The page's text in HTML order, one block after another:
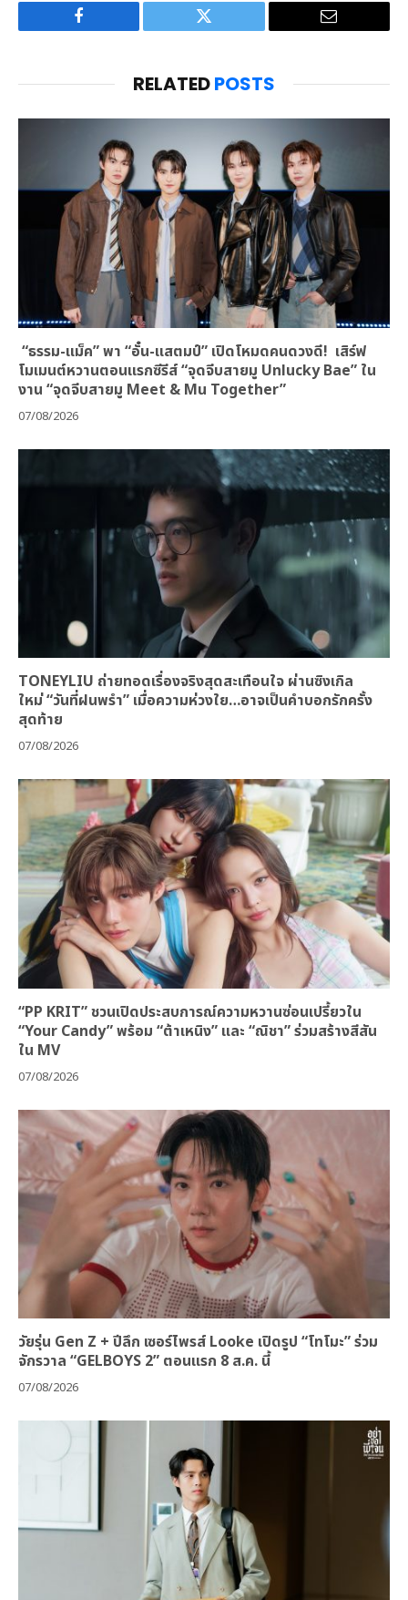
Facebook Twitter Email
RELATEDPOSTS
“ธรรม-แม็ค” พา “อั๋น-แสตมป์” เปิดโหมดคนดวงดี! เสิร์ฟ
โมเมนต์หวานตอนแรกซีรีส์ “จุดจีบสายมู Unlucky Bae” ใน
งาน “จุดจีบสายมู Meet & Mu Together”
07/08/2026
TONEYLIU ถ่ายทอดเรื่องจริงสุดสะเทือนใจ ผ่านซิงเกิล
ใหม่ “วันที่ฝนพรำ” เมื่อความห่วงใย…อาจเป็นคำบอกรักครั้ง
สุดท้าย
07/08/2026
“PP KRIT” ชวนเปิดประสบการณ์ความหวานซ่อนเปรี้ยวใน
“Your Candy” พร้อม “ต้าเหนิง” และ “ณิชา” ร่วมสร้างสีสัน
ใน MV
07/08/2026
วัยรุ่น Gen Z + ปีลึก เซอร์ไพรส์ Looke เปิดรูป “โทโมะ” ร่วม
จักรวาล “GELBOYS 2” ตอนแรก 8 ส.ค. นี้
07/08/2026